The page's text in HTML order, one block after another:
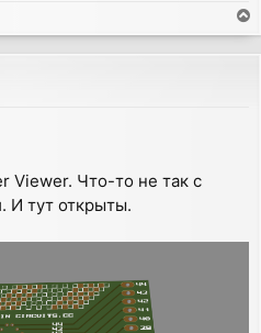
o
p
Viewer. Что-то не так с
И тут открыты.